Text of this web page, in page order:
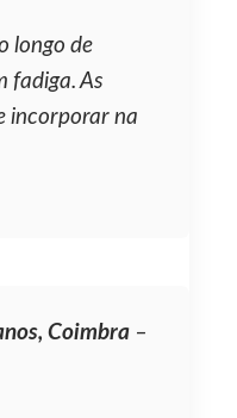
longo de
fadiga. As
incorporar na
Coimbra –